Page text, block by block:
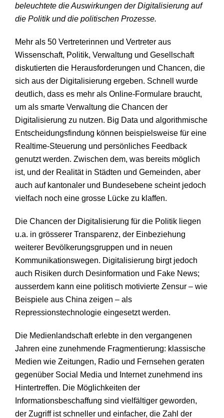
beleuchtete die Auswirkungen der Digitalisierung auf
die Politik und die politischen Prozesse.
Mehr als 50 Vertreterinnen und Vertreter aus
Wissenschaft, Politik, Verwaltung und Gesellschaft
diskutierten die Herausforderungen und Chancen, die
sich aus der Digitalisierung ergeben. Schnell wurde
deutlich, dass es mehr als Online-Formulare braucht,
um als smarte Verwaltung die Chancen der
Digitalisierung zu nutzen. Big Data und algorithmische
Entscheidungsfindung können beispielsweise für eine
Realtime-Steuerung und persönliches Feedback
genutzt werden. Zwischen dem, was bereits möglich
ist, und der Realität in Städten und Gemeinden, aber
auch auf kantonaler und Bundesebene scheint jedoch
vielfach noch eine grosse Lücke zu klaffen.
Die Chancen der Digitalisierung für die Politik liegen
u.a. in grösserer Transparenz, der Einbeziehung
weiterer Bevölkerungsgruppen und in neuen
Kommunikationswegen. Digitalisierung birgt jedoch
auch Risiken durch Desinformation und Fake News;
ausserdem kann eine politisch motivierte Zensur – wie
Beispiele aus China zeigen – als
Repressionstechnologie eingesetzt werden.
Die Medienlandschaft erlebte in den vergangenen
Jahren eine zunehmende Fragmentierung: klassische
Medien wie Zeitungen, Radio und Fernsehen geraten
gegenüber Social Media und Internet zunehmend ins
Hintertreffen. Die Möglichkeiten der
Informationsbeschaffung sind vielfältiger geworden,
der Zugriff ist schneller und einfacher, die Zahl der